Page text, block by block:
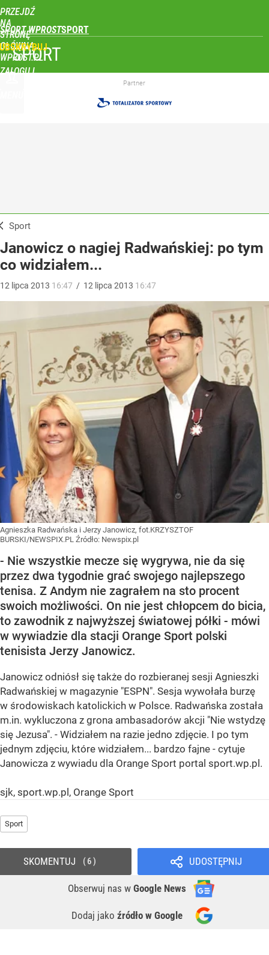
PRZEJDŹ
NA
STRONĘ
GŁÓWNĄ
WPROST.PL
SPORT WPROST
ZALOGUJ
SPORT
Partner
Sport
Janowicz o nagiej Radwańskiej: po tym
co widziałem...
12 lipca 2013 16:47 / 12 lipca 2013 16:47
Agnieszka Radwańska i Jerzy Janowicz, fot.KRZYSZTOF
BURSKI/NEWSPIX.PL Źródło: Newspix.pl
- Nie wszystkie mecze się wygrywa, nie da się
przez dwa tygodnie grać swojego najlepszego
tenisa. Z Andym nie zagrałem na sto procent
swoich możliwości. On nie jest chłopcem do bicia,
to zawodnik z najwyższej światowej półki - mówi
w wywiadzie dla stacji Orange Sport polski
tenisista Jerzy Janowicz.
Janowicz odniósł się także do rozbieranej sesji Agnieszki
Radwańskiej w magazynie "ESPN". Sesja wywołała burzę
w środowiskach katolickich w Polsce. Radwańska została
m.in. wykluczona z grona ambasadorów akcji "Nie wstydzę
się Jezusa". - Widziałem na razie jedno zdjęcie. I po tym
jednym zdjęciu, które widziałem... bardzo fajne - cytuje
Janowicza z wywiadu dla Orange Sport portal sport.wp.pl.
sjk, sport.wp.pl, Orange Sport
Sport
UDOSTĘPNIJ
Obserwuj nas w Google News
Dodaj jako źródło w Google
SKOMENTUJ 6